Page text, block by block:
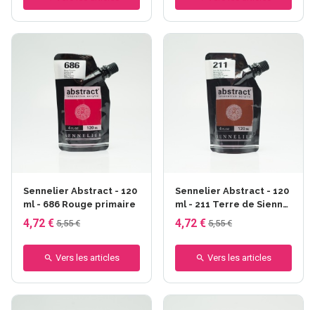
Sennelier Abstract - 120
ml - 686 Rouge primaire
4,72 € 5,55 €
Vers les articles
Sennelier Abstract - 120
ml - 211 Terre de Sienne
brûlée
4,72 € 5,55 €
Vers les articles